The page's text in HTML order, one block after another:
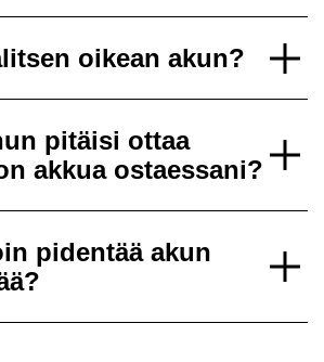
oikean akun?
pitäisi ottaa
akkua ostaessani?
pidentää akun